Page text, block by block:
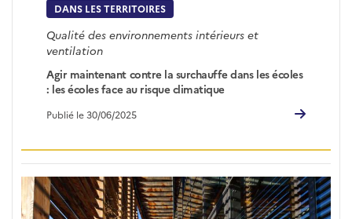
DANS LES TERRITOIRES
Qualité des environnements intérieurs et
ventilation
Agir maintenant contre la surchauffe dans les écoles
: les écoles face au risque climatique
Publié le 30/06/2025